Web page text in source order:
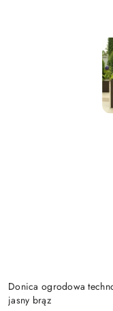
Donica ogrodowa
jasny brąz